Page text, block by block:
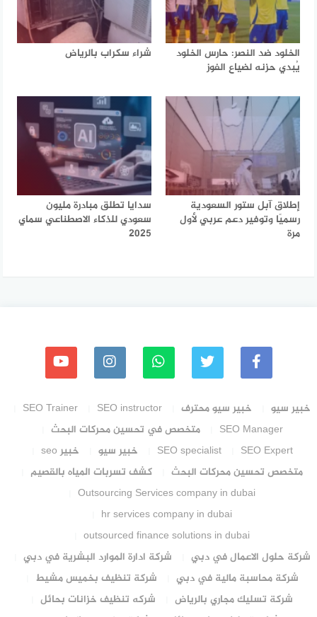
الخلود ضد النصر: حارس الخلود
يُبدي حزنه لضياع الفوز
شراء سكراب بالرياض
إطلاق آبل ستور السعودية
رسميًا وتوفير دعم عربي لأول
مرة
سدايا تطلق مبادرة مليون
سعودي للذكاء الاصطناعي سماي
2025
خبير سيو خبير سيو محترف SEO instructor
SEO Trainer
SEO Manager
متخصص في تحسين محركات البحث
SEO Expert
SEO specialist خبير سيو
خبير seo
متخصص تحسين محركات البحث
كشف تسربات المياه بالقصيم
Outsourcing Services company in dubai
hr services company in dubai
outsourced finance solutions in dubai
شركة حلول الاعمال في دبي
شركة ادارة الموارد البشرية في دبي
شركة محاسبة مالية في دبي
شركة تنظيف بخميس مشيط
شركة تسليك مجاري بالرياض
شركه تنظيف خزانات بحائل